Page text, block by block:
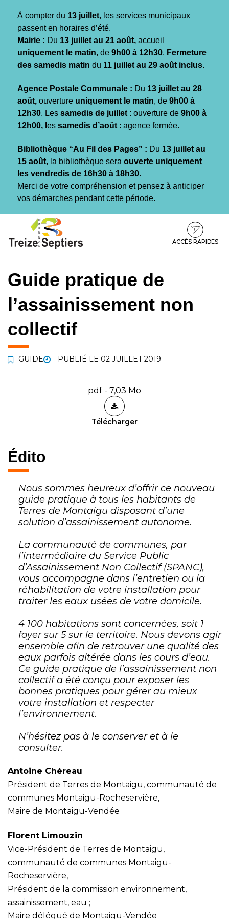
À compter du 13 juillet, les services municipaux
passent en horaires d’été.
Mairie : Du 13 juillet au 21 août, accueil
uniquement le matin, de 9h00 à 12h30. Fermeture
des samedis matin du 11 juillet au 29 août inclus.
Agence Postale Communale : Du 13 juillet au 28
août, ouverture uniquement le matin, de 9h00 à
12h30. Les samedis de juillet : ouverture de 9h00 à
12h00, l es samedis d’août : agence fermée.
Bibliothèque “Au Fil des Pages” : Du 13 juillet au
15 août, la bibliothèque sera ouverte uniquement
les vendredis de 16h30 à 18h30.
Merci de votre compréhension et pensez à anticiper
vos démarches pendant cette période.
contenu
pied
ACCÈS RAPIDES
Guide pratique de
l’assainissement non
collectif
GUIDE PUBLIÉ LE 02 JUILLET 2019
pdf - 7,03 Mo
Télécharger
Édito
Nous sommes heureux d’offrir ce nouveau
guide pratique à tous les habitants de
Terres de Montaigu disposant d’une
solution d’assainissement autonome.
La communauté de communes, par
l’intermédiaire du Service Public
d’Assainissement Non Collectif (SPANC),
vous accompagne dans l’entretien ou la
réhabilitation de votre installation pour
traiter les eaux usées de votre domicile.
4 100 habitations sont concernées, soit 1
foyer sur 5 sur le territoire. Nous devons agir
ensemble afin de retrouver une qualité des
eaux parfois altérée dans les cours d’eau.
Ce guide pratique de l’assainissement non
collectif a été conçu pour exposer les
bonnes pratiques pour gérer au mieux
votre installation et respecter
l’environnement.
N’hésitez pas à le conserver et à le
consulter.
Antoine Chéreau
Président de Terres de Montaigu, communauté de
communes Montaigu-Rocheservière,
Maire de Montaigu-Vendée
Florent Limouzin
Vice-Président de Terres de Montaigu,
communauté de communes Montaigu-
Rocheservière,
Président de la commission environnement,
assainissement, eau ;
Maire délégué de Montaigu-Vendée